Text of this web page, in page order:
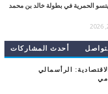
الحمرية في بطولة خالد بن محمد
أحدث المشاركات
الرأسمالي